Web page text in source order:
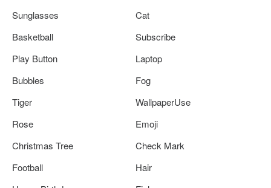
Sunglasses
Cat
Basketball
Subscribe
Play Button
Laptop
Bubbles
Fog
Tiger
WallpaperUse
Rose
Emoji
Christmas Tree
Check Mark
Football
Hair